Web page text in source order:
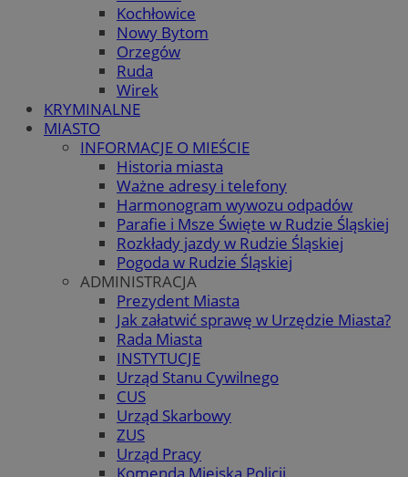
Kochłowice
Nowy Bytom
Orzegów
Ruda
Wirek
KRYMINALNE
MIASTO
INFORMACJE O MIEŚCIE
Historia miasta
Ważne adresy i telefony
Harmonogram wywozu odpadów
Parafie i Msze Święte w Rudzie Śląskiej
Rozkłady jazdy w Rudzie Śląskiej
Pogoda w Rudzie Śląskiej
ADMINISTRACJA
Prezydent Miasta
Jak załatwić sprawę w Urzędzie Miasta?
Rada Miasta
INSTYTUCJE
Urząd Stanu Cywilnego
CUS
Urząd Skarbowy
ZUS
Urząd Pracy